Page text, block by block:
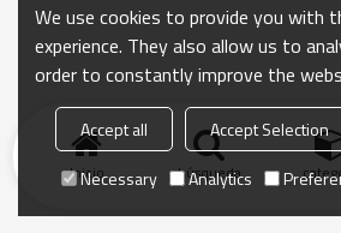
Inicio búsqueda
We use cookies to provide you with
experience. They also allow us to
order to constantly improve the
Accept all Accept Selection
Necessary
Analytics